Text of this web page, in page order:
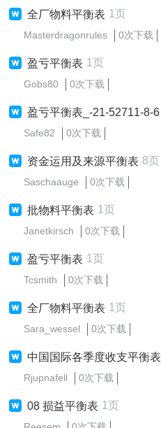
全厂物料平衡表 1页
Masterdragonrules 0次下载
盈亏平衡表 1页
Gobs80 0次下载
盈亏平衡表_-21-52711-8-6
Safe82 0次下载
资金运用及来源平衡表 8页
Saschaauge 0次下载
批物料平衡表 1页
Janetkirsch 0次下载
盈亏平衡表 1页
Tcsmith 0次下载
全厂物料平衡表 1页
Sara_wessel 0次下载
中国国际各季度收支平衡表
Rjupnafell 0次下载
08 损益平衡表 1页